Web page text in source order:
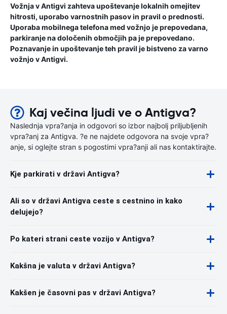
Vožnja v Antigvi zahteva upoštevanje lokalnih omejitev
hitrosti, uporabo varnostnih pasov in pravil o prednosti.
Uporaba mobilnega telefona med vožnjo je prepovedana,
parkiranje na določenih območjih pa je prepovedano.
Poznavanje in upoštevanje teh pravil je bistveno za varno
vožnjo v Antigvi.
Kaj večina ljudi ve o Antigva?
Naslednja vpra?anja in odgovori so izbor najbolj priljubljenih
vpra?anj za Antigva. ?e ne najdete odgovora na svoje vpra?
anje, si oglejte stran s pogostimi vpra?anji ali nas kontaktirajte.
Kje parkirati v državi Antigva?
Ali so v državi Antigva ceste s cestnino in kako
delujejo?
Po kateri strani ceste vozijo v Antigva?
Kakšna je valuta v državi Antigva?
Kakšen je časovni pas v državi Antigva?